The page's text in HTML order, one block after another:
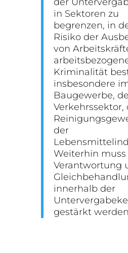
in Sektoren zu
begrenzen, in
Risiko der
von
Kriminalität
insbesondere
Baugewerbe,
Verkehrssektor,
der
Weiterhin muss
Verantwortung
innerhalb der
gestärkt